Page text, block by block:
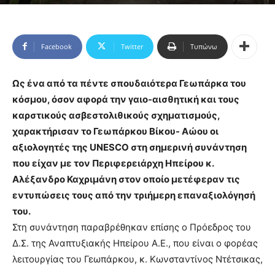
Facebook Twitter Τυπώνω
Ως ένα από τα πέντε σπουδαιότερα Γεωπάρκα του
κόσμου, όσον αφορά την γαιο-αισθητική και τους
καρστικούς ασβεστολιθικούς σχηματισμούς,
χαρακτήρισαν το Γεωπάρκου Βίκου- Αώου οι
αξιολογητές της UNESCO στη σημερινή συνάντηση
που είχαν με τον Περιφερειάρχη Ηπείρου κ.
Αλέξανδρο Καχριμάνη στον οποίο μετέφεραν τις
εντυπώσεις τους από την τριήμερη επαναξιολόγησή
του.
Στη συνάντηση παραβρέθηκαν επίσης ο Πρόεδρος του
Δ.Σ. της Αναπτυξιακής Ηπείρου Α.Ε., που είναι ο φορέας
λειτουργίας του Γεωπάρκου, κ. Κωνσταντίνος Ντέτσικας,